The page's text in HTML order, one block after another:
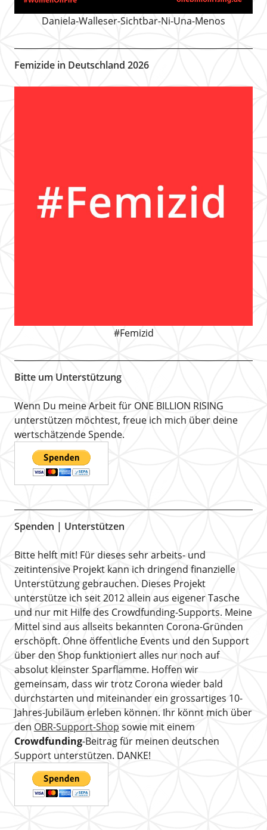
Daniela-Walleser-Sichtbar-Ni-Una-Menos
Femizide in Deutschland 2026
#Femizid
Bitte um Unterstützung
Wenn Du meine Arbeit für ONE BILLION RISING
unterstützen möchtest, freue ich mich über deine
wertschätzende Spende.
Spenden | Unterstützen
Bitte helft mit! Für dieses sehr arbeits- und
zeitintensive Projekt kann ich dringend finanzielle
Unterstützung gebrauchen. Dieses Projekt
unterstütze ich seit 2012 allein aus eigener Tasche
und nur mit Hilfe des Crowdfunding-Supports. Meine
Mittel sind aus allseits bekannten Corona-Gründen
erschöpft. Ohne öffentliche Events und den Support
über den Shop funktioniert alles nur noch auf
absolut kleinster Sparflamme. Hoffen wir
gemeinsam, dass wir trotz Corona wieder bald
durchstarten und miteinander ein grossartiges 10-
Jahres-Jubiläum erleben können. Ihr könnt mich über
den OBR-Support-Shop sowie mit einem
Crowdfunding-Beitrag für meinen deutschen
Support unterstützen. DANKE!